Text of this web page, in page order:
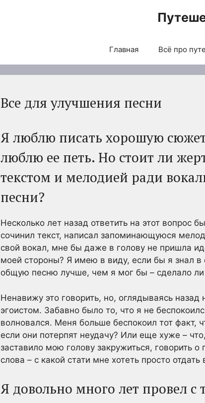
Главная Всё про
Все для улучшения песни
Я люблю писать хорошую
люблю ее петь. Но стоит ли
текстом и мелодией ради
песни?
Несколько лет назад ответить на этот
сочинил текст, написал запоминающуюся
свой вокал, мне бы даже в голову не пришла
моей стороны? Я имею в виду, если бы я знал в
общую песню лучше, чем я мог бы – сделало ли
Ненавижу это говорить, но, оглядываясь
эгоистом. Забавно было то, что я не
волновался. Меня больше беспокоил тот факт,
если они потерпят неудачу? Или еще хуже –
заставило мою голову закружиться, говорить
слова – с какой стати мне хотеть просто
Я довольно много лет провел с